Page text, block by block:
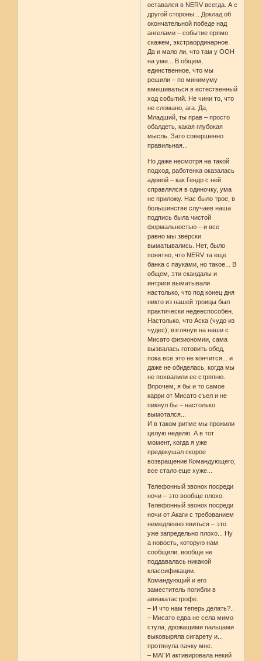
оставался в NERV всегда. А с
другой стороны... Доклад об
окончательной победе над
ангелами – событие прямо
скажем, экстраординарное.
Да и мало ли, что там у ООН
на уме... В общем,
единственное, что мы
решили – по минимуму
вмешиваться в естественный
ход событий. Не чини то, что
не сломано, ага. Да,
Младший, ты прав – просто
обалдеть, какая глубокая
мысль. Зато совершенно
правильная...
Но даже несмотря на такой
подход, работенка оказалась
адовой – как Гендо с ней
справлялся в одиночку, ума
не приложу. Нас было трое, в
большинстве случаев наша
подпись была чистой
формальностью – и все
равно мы зверски
выматывались. Нет, было
понятно, что NERV та еще
банка с пауками, но такое... В
общем, эти скандалы и
интриги выматывали
настолько, что под конец дня
никто из нашей троицы был
практически недееспособен.
Настолько, что Аска (чудо из
чудес), взглянув на наши с
Мисато физиономии, сама
вызвалась готовить обед,
пока все это не кончится... и
даже не обиделась, когда мы
не похвалили ее стряпню.
Впрочем, я бы и то самое
карри от Мисато съел и не
пикнул бы – настолько
вымотался...
И в таком ритме мы прожили
целую неделю. А в тот
момент, когда я уже
предвкушал скорое
возвращение Командующего,
все стало еще хуже...
Телефонный звонок посреди
ночи – это вообще плохо.
Телефонный звонок посреди
ночи от Акаги с требованием
немедленно явиться – это
уже запредельно плохо... Ну
а новость, которую нам
сообщили, вообще не
поддавалась никакой
классификации.
Командующий и его
заместитель погибли в
авиакатастрофе.
– И что нам теперь делать?..
– Мисато едва не села мимо
стула, дрожащими пальцами
выковыряла сигарету и...
протянула пачку мне.
– МАГИ активировала некий